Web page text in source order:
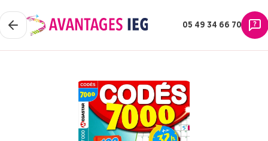
05 49 34 66 70